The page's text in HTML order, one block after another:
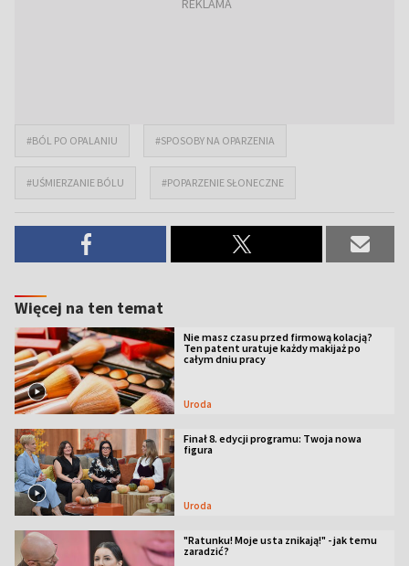
#BÓL PO OPALANIU #SPOSOBY NA OPARZENIA
#UŚMIERZANIE BÓLU #POPARZENIE SŁONECZNE
Więcej na ten temat
Nie masz czasu przed firmową kolacją?
Ten patent uratuje każdy makijaż po
całym dniu pracy
Uroda
Finał 8. edycji programu: Twoja nowa
figura
Uroda
"Ratunku! Moje usta znikają!" - jak temu
zaradzić?